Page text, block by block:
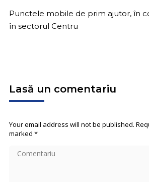
Punctele mobile de prim ajutor, în
în sectorul Centru
Lasă un comentariu
Your email address will not be published.
marked *
Comentariu